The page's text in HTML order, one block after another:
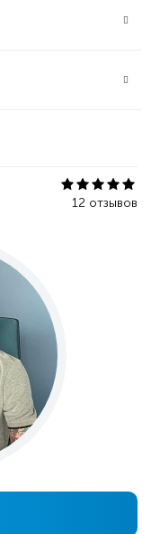
12 отзывов